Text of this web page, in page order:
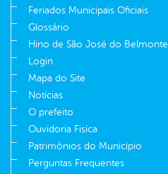
Feriados Municipais Oficiais
Glossário
Hino de São José do Belmonte
Login
Mapa do Site
Notícias
O prefeito
Ouvidoria Fisíca
Patrimônios do Município
Perguntas Frequentes